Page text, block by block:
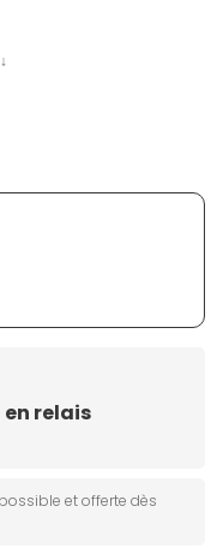
relais
possible et offerte dès